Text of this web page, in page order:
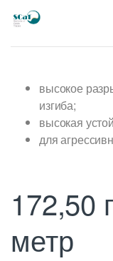
высокое
изгиба;
высокая
для
172,50
метр